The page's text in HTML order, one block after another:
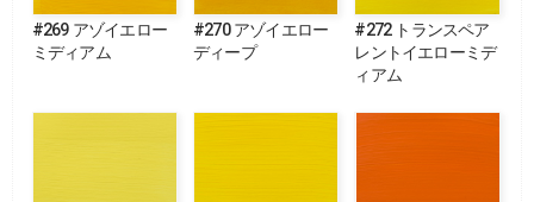
#269 アゾイエロー
ミディアム
#270 アゾイエロー
ディープ
#272 トランスペア
レントイエローミデ
ィアム